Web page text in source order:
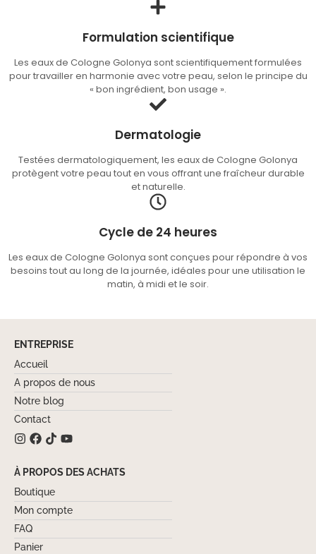
Formulation scientifique
Les eaux de Cologne Golonya sont scientifiquement formulées
pour travailler en harmonie avec votre peau, selon le principe du
« bon ingrédient, bon usage ».
Dermatologie
Testées dermatologiquement, les eaux de Cologne Golonya
protègent votre peau tout en vous offrant une fraîcheur durable
et naturelle.
Cycle de 24 heures
Les eaux de Cologne Golonya sont conçues pour répondre à vos
besoins tout au long de la journée, idéales pour une utilisation le
matin, à midi et le soir.
ENTREPRISE
Accueil
A propos de nous
Notre blog
Contact
À PROPOS DES ACHATS
Boutique
Mon compte
FAQ
Panier